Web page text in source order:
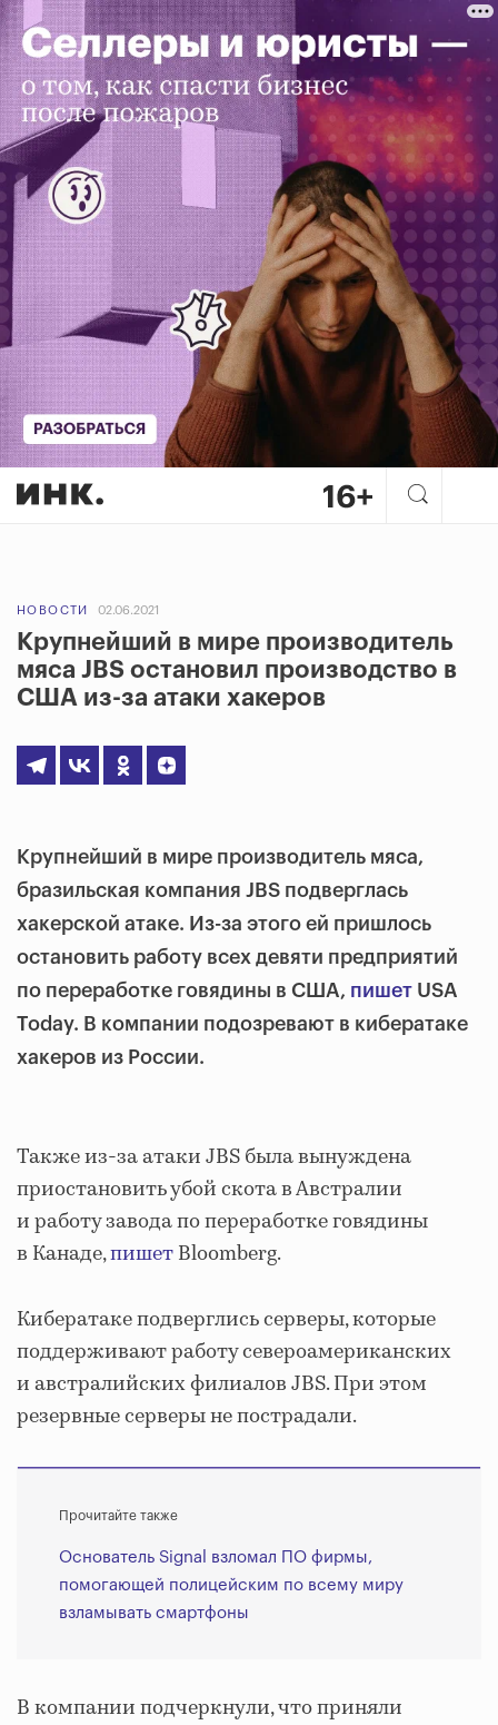
НОВОСТИ 02.06.2021
Крупнейший в мире производитель
мяса JBS остановил производство в
США из-за атаки хакеров
Крупнейший в мире производитель мяса,
бразильская компания JBS подверглась
хакерской атаке. Из-за этого ей пришлось
остановить работу всех девяти предприятий
по переработке говядины в США, пишет USA
Today. В компании подозревают в кибератаке
хакеров из России.
Также из-за атаки JBS была вынуждена
приостановить убой скота в Австралии
и работу завода по переработке говядины
в Канаде,пишетBloomberg.
Кибератаке подверглись серверы, которые
поддерживают работу североамериканских
и австралийских филиалов JBS. При этом
резервные серверы не пострадали.
Прочитайте также
Основатель Signal взломал ПО фирмы,
помогающей полицейским по всему миру
взламывать смартфоны
В компании подчеркнули, что приняли